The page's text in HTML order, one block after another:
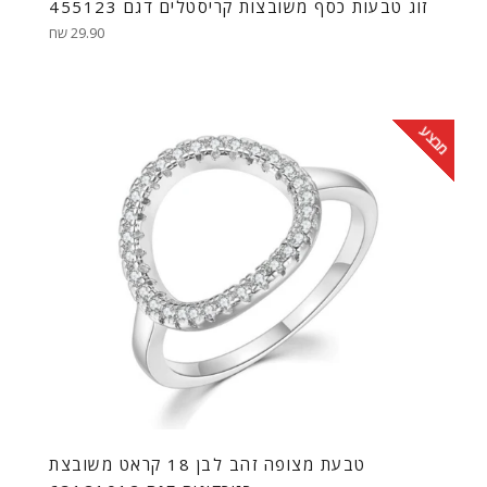
זוג טבעות כסף משובצות קריסטלים דגם 455123
מחיר
29.90 שח
טבעת מצופה זהב לבן 18 קראט משובצת
מבצע